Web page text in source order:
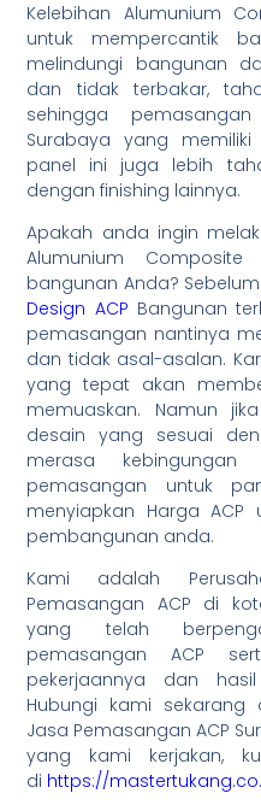
Kelebihan Alumunium
untuk mempercantik
melindungi bangunan
dan tidak terbakar,
sehingga
Surabaya yang
panel ini juga lebih
dengan finishing lainnya.
Apakah anda ingin
Alumunium
bangunan Anda?
Design ACP Bangunan
pemasangan nantinya
dan tidak asal-asalan.
yang tepat akan
memuaskan. Namun
desain yang sesuai
merasa
pemasangan untuk
menyiapkan Harga ACP
pembangunan anda.
Kami adalah
Pemasangan ACP di
yang telah
pemasangan ACP
pekerjaannya dan
Hubungi kami
Jasa Pemasangan ACP
yang kami kerjakan,
di https://